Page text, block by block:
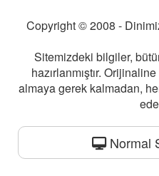
Copyright © 2008 -
Sitemizdeki bilgiler,
hazırlanmıştır.
almaya gerek kalmadan,
Normal